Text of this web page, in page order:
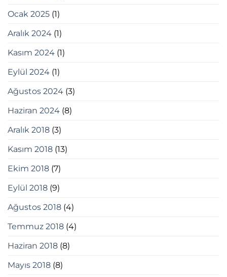
Ocak 2025 (1)
Aralık 2024 (1)
Kasım 2024 (1)
Eylül 2024 (1)
Ağustos 2024 (3)
Haziran 2024 (8)
Aralık 2018 (3)
Kasım 2018 (13)
Ekim 2018 (7)
Eylül 2018 (9)
Ağustos 2018 (4)
Temmuz 2018 (4)
Haziran 2018 (8)
Mayıs 2018 (8)